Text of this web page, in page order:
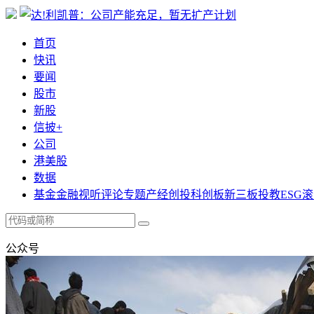
首页
快讯
要闻
股市
新股
信披+
公司
港美股
数据
基金金融视听评论专题产经创投科创板新三板投教ESG
公众号